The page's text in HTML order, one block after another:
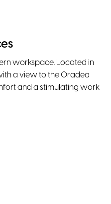
workspace. Located in
a view to the Oradea
and a stimulating work